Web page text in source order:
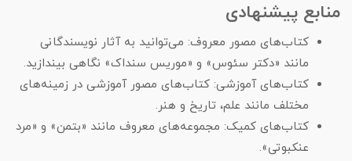
منابع پیشنهادی
کتاب‌های مصور معروف: می‌توانید به آثار نویسندگانی
مانند «دکتر سئوس» و «موریس سنداک» نگاهی بیندازید.
کتاب‌های آموزشی: کتاب‌های مصور آموزشی در زمینه‌های
مختلف مانند علم، تاریخ و هنر.
کتاب‌های کمیک: مجموعه‌های معروف مانند «بتمن» و «مرد
عنکبوتی».